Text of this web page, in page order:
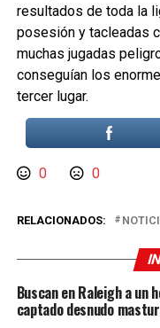
resultados de toda la
posesión y tacleadas
muchas jugadas
conseguían los
tercer lugar.
0 0
RELACIONADOS:
Buscan en Raleigh a un
captado desnudo